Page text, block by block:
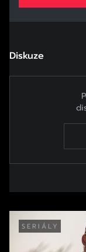
Diskuze
SERIÁLY